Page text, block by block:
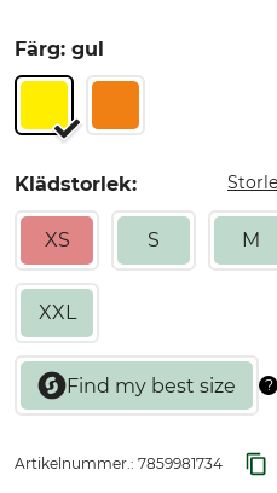
Färg: gul
Klädstorlek:
XS S M
XXL
Artikelnummer.: 7859981734